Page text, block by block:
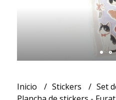
Inicio Stickers
Set